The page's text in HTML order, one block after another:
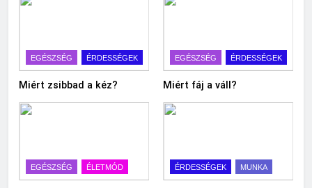
EGÉSZSÉG ÉRDESSÉGEK
Miért zsibbad a kéz?
EGÉSZSÉG ÉRDESSÉGEK
Miért fáj a váll?
EGÉSZSÉG ÉLETMÓD ÉRDESSÉGEK MUNKA